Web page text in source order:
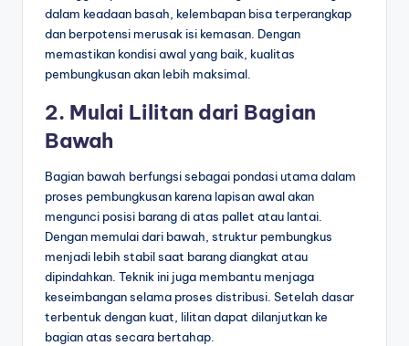
dalam keadaan basah, kelembapan bisa terperangkap
dan berpotensi merusak isi kemasan. Dengan
memastikan kondisi awal yang baik, kualitas
pembungkusan akan lebih maksimal.
2. Mulai Lilitan dari Bagian
Bawah
Bagian bawah berfungsi sebagai pondasi utama dalam
proses pembungkusan karena lapisan awal akan
mengunci posisi barang di atas pallet atau lantai.
Dengan memulai dari bawah, struktur pembungkus
menjadi lebih stabil saat barang diangkat atau
dipindahkan. Teknik ini juga membantu menjaga
keseimbangan selama proses distribusi. Setelah dasar
terbentuk dengan kuat, lilitan dapat dilanjutkan ke
bagian atas secara bertahap.